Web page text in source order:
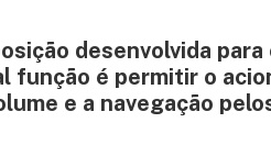
desenvolvida para
função é permitir o
e a navegação